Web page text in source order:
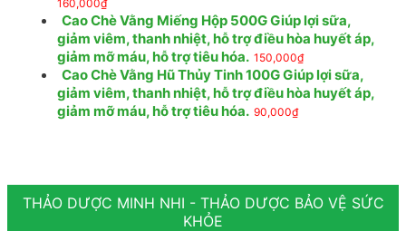
160,000₫
Cao Chè Vằng Miếng Hộp 500G Giúp lợi sữa,
giảm viêm, thanh nhiệt, hỗ trợ điều hòa huyết áp,
giảm mỡ máu, hỗ trợ tiêu hóa. 150,000₫
Cao Chè Vằng Hũ Thủy Tinh 100G Giúp lợi sữa,
giảm viêm, thanh nhiệt, hỗ trợ điều hòa huyết áp,
giảm mỡ máu, hỗ trợ tiêu hóa. 90,000₫
THẢO DƯỢC MINH NHI - THẢO DƯỢC BẢO VỆ SỨC
KHỎE